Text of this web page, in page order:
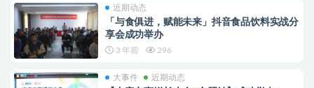
近期动态
「与食俱进，赋能未来」抖音食品饮料实战分
享会成功举办
3 年前 296
大事件 近期动态